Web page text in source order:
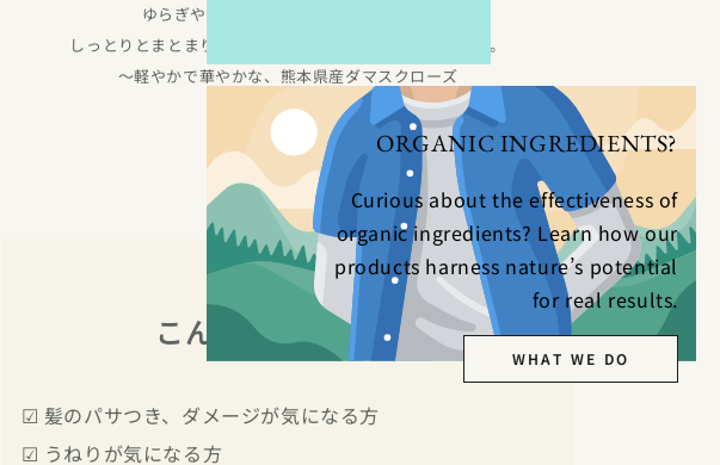
ORGANIC INGREDIENTS?
Curious about the effectiveness of
organic ingredients? Learn how our
products harness nature’s potential
for real results.
WHAT WE DO
ゆらぎやすい頭皮をうるおいで満たし、
しっとりとまとまりのある、艶やかな水光髪へと導きます。
〜軽やかで華やかな、熊本県産ダマスクローズ
ブレンドの香り〜
こんな方におすすめ
☑ 髪のパサつき、ダメージが気になる方
☑ うねりが気になる方